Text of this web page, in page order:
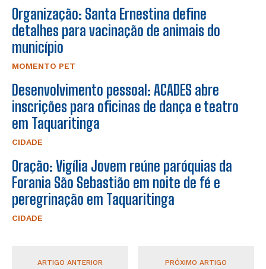
Organização: Santa Ernestina define
detalhes para vacinação de animais do
município
MOMENTO PET
Desenvolvimento pessoal: ACADES abre
inscrições para oficinas de dança e teatro
em Taquaritinga
CIDADE
Oração: Vigília Jovem reúne paróquias da
Forania São Sebastião em noite de fé e
peregrinação em Taquaritinga
CIDADE
ARTIGO ANTERIOR PRÓXIMO ARTIGO